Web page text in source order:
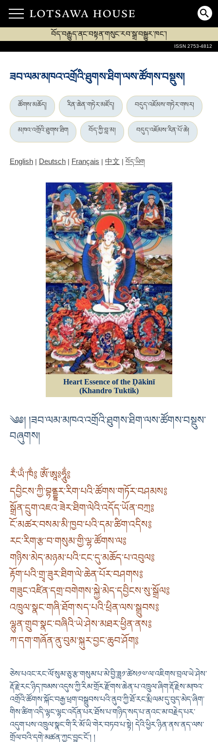
བོད་བརྒྱུད་ནང་བསྟན་གསུང་རབ་སྒྲ་བསྒྱུར་ཁང་།
ISSN 2753-4812
ཟབ་ལམ་མཁའ་འགྲོའི་ཐུགས་ཐིག་ལས་ཚོགས་བསྡུས།
ཚོགས་མཆོད། རིན་ཆེན་གཏེར་མཛོད། བདུད་འཇོམས་གཏེར་གསར།
མཁའ་འགྲོའི་ཐུགས་ཐིག བོད་ཀྱི་བླ་མ། བདུད་འཇོམས་རིན་པོ་ཆེ།
English | Deutsch | Français | 中文 | བོད་ཡིག
Heart Essence of the Ḍākinī
(Khandro Tuktik)
༄༅། །ཟབ་ལམ་མཁའ་འགྲོའི་ཐུགས་ཐིག་ལས་ཚོགས་བསྡུས་
བཞུགས།
རྂ་ཡྂ་ཁྂ༔ ཨོཾ་ཨཱཿཧཱུྂ༔
དབྱིངས་ཀྱི་བྷནྡྷར་རིག་པའི་ཚོགས་གཏོར་བཤམས༔
སྒྲོན་དྲུག་འཇའ་ཟེར་ཐིག་ལེའི་འདོད་ཡོན་བཀྲ༔
ངོ་མཚར་བསམ་མི་ཁྱབ་པའི་དམ་ཚིག་འདིས༔
རང་རིག་རྩ་བ་གསུམ་གྱི་ལྷ་ཚོགས་ལ༔
གཉིས་མེད་མཉམ་པའི་ངང་དུ་མཆོད་པ་འབུལ༔
རྟོག་པའི་གྲྭ་ཟུར་ཐིག་ལེ་ཆེན་པོར་བཤགས༔
གཟུང་འཛིན་དགྲ་བགེགས་སྐྱེ་མེད་དབྱིངས་སུ་སྒྲོལ༔
འཁྲུལ་སྣང་གཞི་ཐོག་སད་པའི་ཕྲིན་ལས་སྒྲུབས༔
ལྷུན་གྲུབ་སྣང་བཞིའི་ཡེ་ཤེས་མཐར་ཕྱིན་ནས༔
ཀ་དག་གཞོན་ནུ་བུམ་སྐུར་བྱང་ཆུབ་ཤོག༔
ཅེས་པའང་རང་ལོ་སུམ་ཅུ་རྩ་གསུམ་པ་མེ་བྱི་ཟླ༡་ཚེས༡༧་ལ་འཇིགས་བྲལ་ཡེ་ཤེས་
རྡོ་རྗེ་རང་ཉིད་ཁམས་འདུས་ཀྱི་རིམ་གྲོར་རྫོགས་ཆེན་པ་འཁྲུལ་ཞིག་རྡོ་རྗེས་མཁའ་
འགྲོའི་ཚོགས་སྐོང་བརྒྱ་ཕྲག་བསྒྲུབས་པའི་ནུབ་ཀྱི་ཐོ་རང་རྨི་ལམ་དུ་བུད་མེད་ཞིག་
གིས་ཚིག་འདི་ལྷང་ལྷང་འདོན་པར་ཐོས་པ་གཉིད་སད་པ་ནའང་མ་བརྗེད་པར་
འདུག་པས་འཁྲུལ་སྣང་གི་རི་མོ་ཡི་གེར་བཏབ་པ་སྟེ། དེའི་ཕྱིར་ཉིན་ནས་ནད་ལས་
གྲོལ་བའི་དགེ་མཚན་ཀྱང་བྱུང་ངོ༌། །